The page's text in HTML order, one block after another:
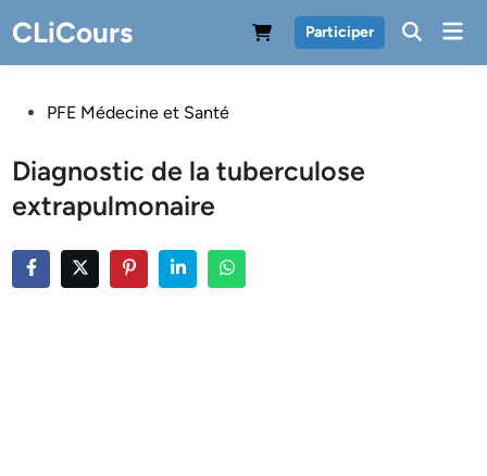
to
content
CLiCours Participer
PostedPFE Médecine et Santé
Diagnostic de la tuberculose
extrapulmonaire